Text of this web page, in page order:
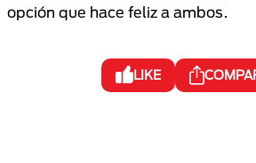
opción que hace feliz a ambos.
LIKE